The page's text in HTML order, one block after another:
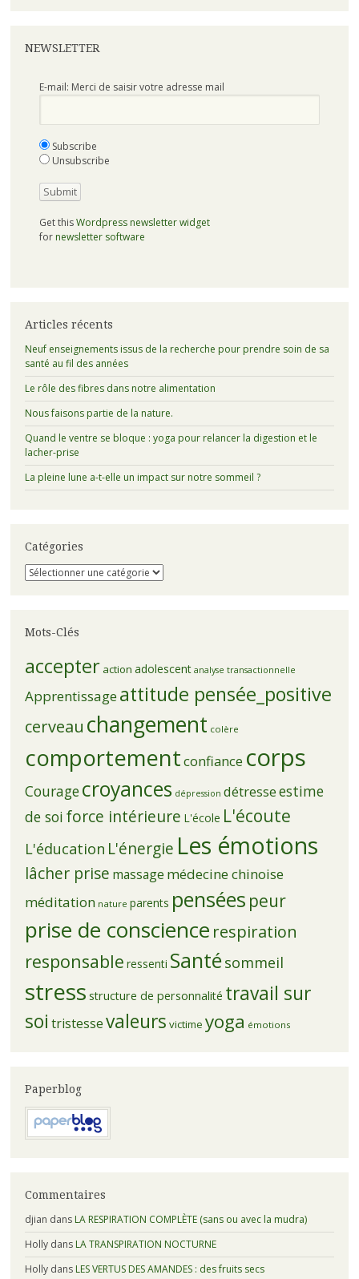
NEWSLETTER
E-mail: Merci de saisir votre adresse mail
Subscribe
Unsubscribe
Get thisWordpress newsletter widget
for newsletter software
Articles récents
Neuf enseignements issus de la recherche pour prendre soin de sa
santé au fil des années
Le rôle des fibres dans notre alimentation
Nous faisons partie de la nature.
Quand le ventre se bloque : yoga pour relancer la digestion et le
lacher-prise
La pleine lune a-t-elle un impact sur notre sommeil ?
Catégories
Catégories
Mots-Clés
accepter action adolescent analyse transactionnelle
Apprentissage attitude pensée_positive
cerveau changement colère
comportementconfiance corps
Couragecroyances dépression détresseestime
de soi force intérieure L'école L'écoute
L'éducation L'énergie Les émotions
lâcher prise massage médecine chinoise
méditation nature parents pensées peur
prise de conscience respiration
responsable ressenti Santésommeil
stress structure de personnalité travail sur
soi tristessevaleurs victime yoga émotions
Paperblog
Commentaires
djian dans LA RESPIRATION COMPLÈTE (sans ou avec la mudra)
Hollydans LA TRANSPIRATION NOCTURNE
Hollydans LES VERTUS DES AMANDES : des fruits secs